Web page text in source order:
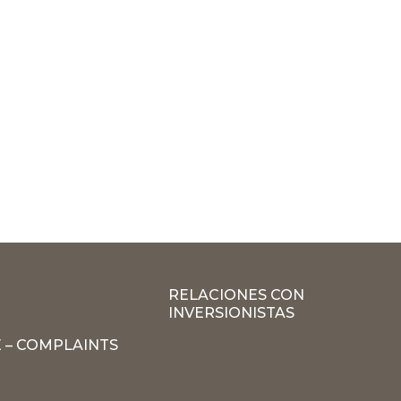
RELACIONES CON
INVERSIONISTAS
COMPLAINTS